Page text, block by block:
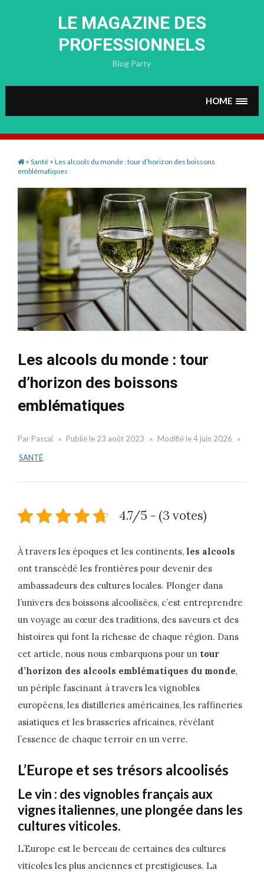
content
LE MAGAZINE DES
PROFESSIONNELS
Blog Party
HOME
> Santé > Les alcools du monde : tour d’horizon des boissons
emblématiques
Les alcools du monde : tour
d’horizon des boissons
emblématiques
Par Pascal Publié le 23 août 2023 Modifié le4 juin 2026
SANTÉ
4.7/5 - (3 votes)
À travers les époques et les continents, les alcools
ont transcédé les frontières pour devenir des
ambassadeurs des cultures locales. Plonger dans
l’univers des boissons alcoolisées, c’est entreprendre
un voyage au cœur des traditions, des saveurs et des
histoires qui font la richesse de chaque région. Dans
cet article, nous nous embarquons pour un tour
d’horizon des alcools emblématiques du monde,
un périple fascinant à travers les vignobles
européens, les distilleries américaines, les raffineries
asiatiques et les brasseries africaines, révélant
l’essence de chaque terroir en un verre.
L’Europe et ses trésors alcoolisés
Le vin : des vignobles français aux
vignes italiennes, une plongée dans les
cultures viticoles.
L’Europe est le berceau de certaines des cultures
viticoles les plus anciennes et prestigieuses. La